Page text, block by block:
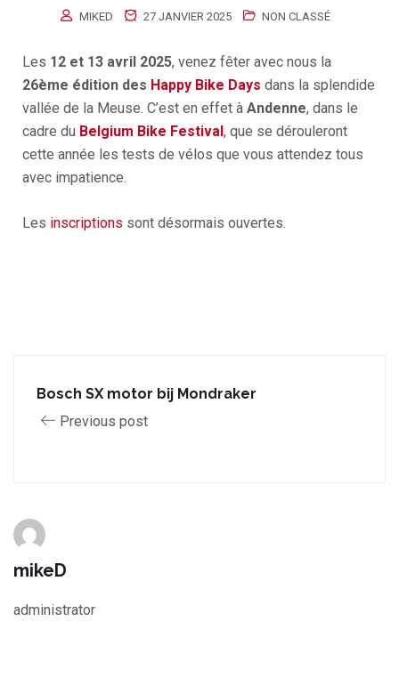
MIKED 27 JANVIER 2025 NON CLASSÉ
Les 12 et 13 avril 2025, venez fêter avec nous la
26ème édition des Happy Bike Days dans la splendide
vallée de la Meuse. C’est en effet à Andenne, dans le
cadre du Belgium Bike Festival, que se dérouleront
cette année les tests de vélos que vous attendez tous
avec impatience.
Les inscriptions sont désormais ouvertes.
Bosch SX motor bij Mondraker
Previous post
mikeD
administrator